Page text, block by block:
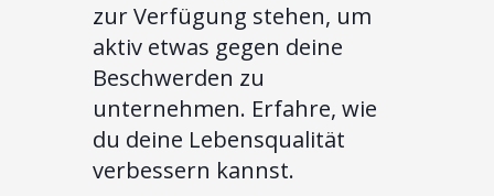
zur Verfügung stehen, um
aktiv etwas gegen deine
Beschwerden zu
unternehmen. Erfahre, wie
du deine Lebensqualität
verbessern kannst.